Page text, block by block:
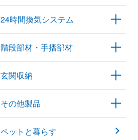
24時間換気システム
階段部材・手摺部材
玄関収納
その他製品
ペットと暮らす